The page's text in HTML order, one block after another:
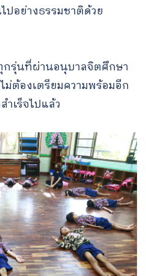
ปอย่างธรรมชาติด้วย
กรุ่นที่ผ่านอนุบาลจิตศึกษา
ต้องเตรียมความพร้อมอีก
เร็จไปแล้ว